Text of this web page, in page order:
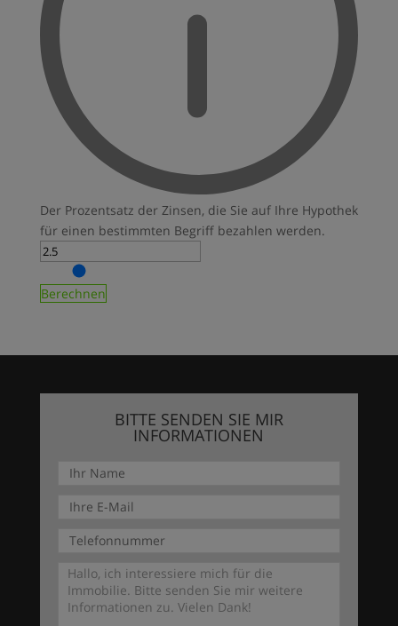
Der Prozentsatz der Zinsen, die Sie auf Ihre Hypothek
für einen bestimmten Begriff bezahlen werden.
Berechnen
BITTE SENDEN SIE MIR
INFORMATIONEN